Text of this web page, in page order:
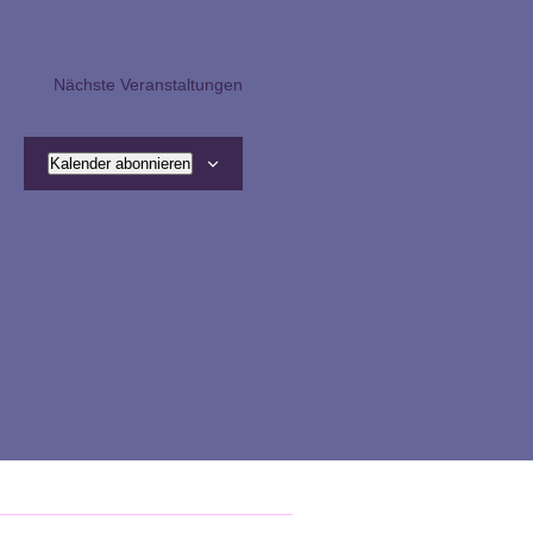
Nächste Veranstaltungen
Kalender abonnieren